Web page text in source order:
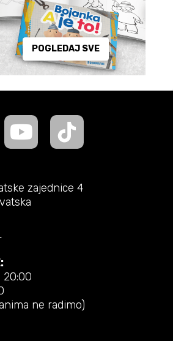
POGLEDAJ SVE
zajednice 4
20:00
ne radimo)